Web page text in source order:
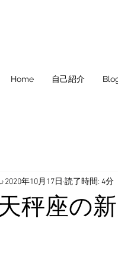
Home 自己紹介
秤座の
2020年10月17日 読了時間: 4分